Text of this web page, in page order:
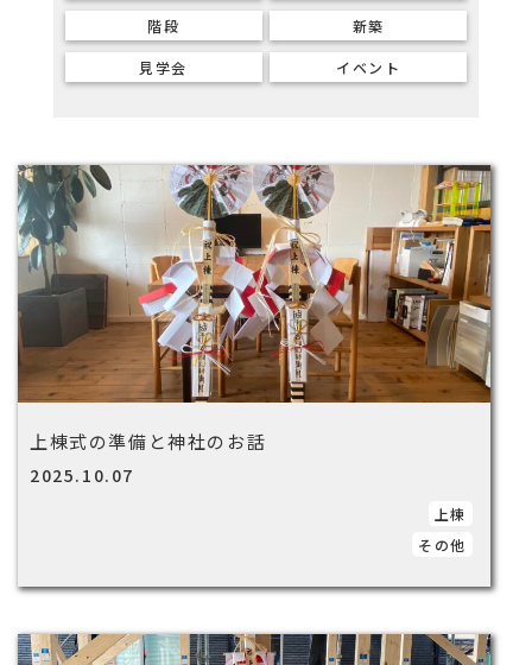
階段 新築
見学会 イベント
上棟式の準備と神社のお話
2025.10.07
上棟
その他